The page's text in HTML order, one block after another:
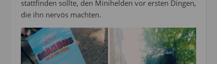
stattfinden sollte, den Minihelden vor ersten Dingen,
die ihn nervös machten.